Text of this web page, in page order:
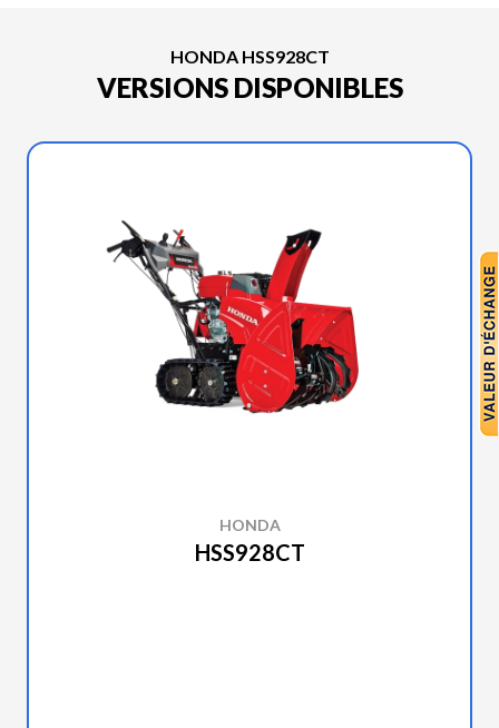
HONDA HSS928CT
VERSIONS DISPONIBLES
HONDA
HSS928CT